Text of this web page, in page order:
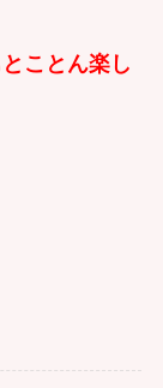
ことん楽し